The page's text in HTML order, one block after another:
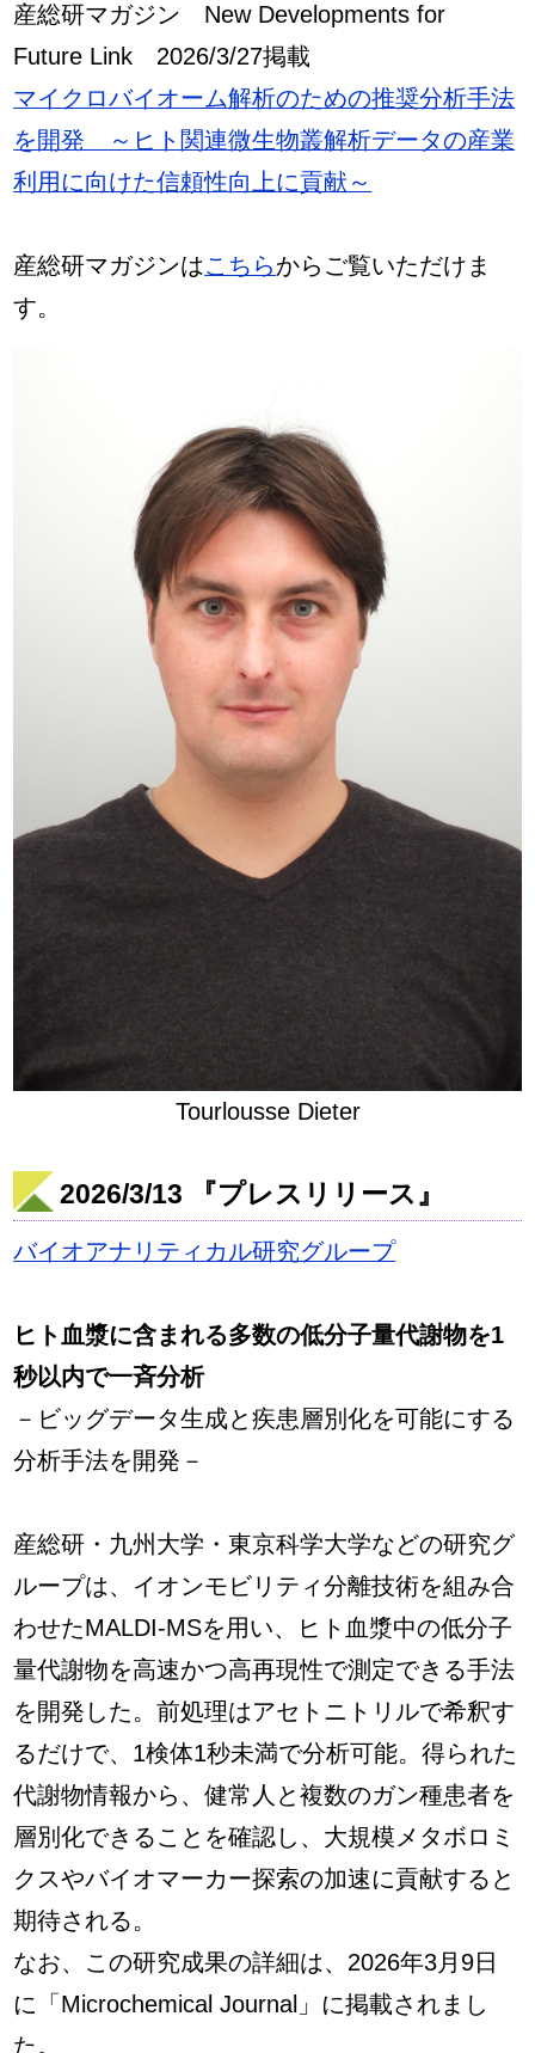
産総研マガジン New Developments for
Future Link 2026/3/27掲載
マイクロバイオーム解析のための推奨分析手法
を開発 ～ヒト関連微生物叢解析データの産業
利用に向けた信頼性向上に貢献～
産総研マガジンはこちらからご覧いただけま
す。
Tourlousse Dieter
2026/3/13 『プレスリリース』
バイオアナリティカル研究グループ
ヒト血漿に含まれる多数の低分子量代謝物を1
秒以内で一斉分析
－ビッグデータ生成と疾患層別化を可能にする
分析手法を開発－
産総研・九州大学・東京科学大学などの研究グ
ループは、イオンモビリティ分離技術を組み合
わせたMALDI-MSを用い、ヒト血漿中の低分子
量代謝物を高速かつ高再現性で測定できる手法
を開発した。前処理はアセトニトリルで希釈す
るだけで、1検体1秒未満で分析可能。得られた
代謝物情報から、健常人と複数のガン種患者を
層別化できることを確認し、大規模メタボロミ
クスやバイオマーカー探索の加速に貢献すると
期待される。
なお、この研究成果の詳細は、2026年3月9日
に「Microchemical Journal」に掲載されまし
た。